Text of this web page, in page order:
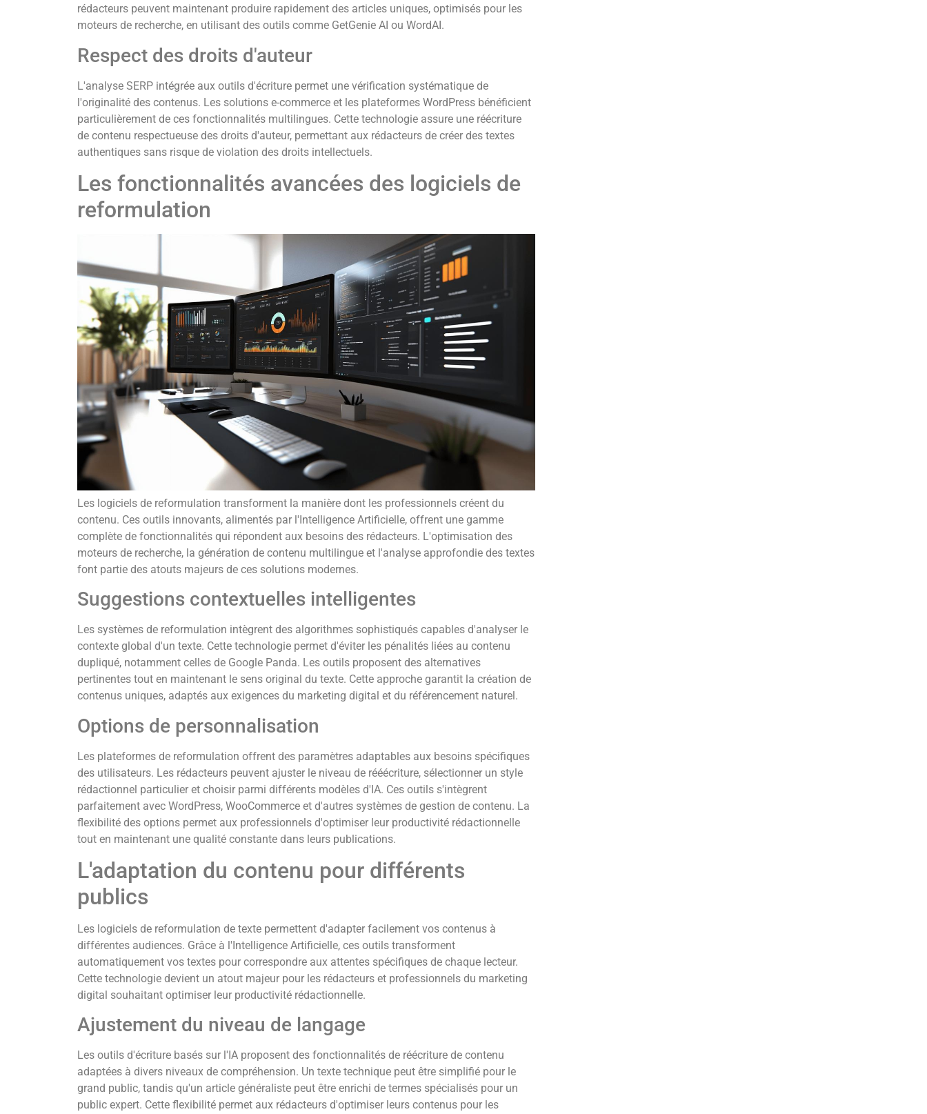
rédacteurs peuvent maintenant produire rapidement des articles uniques, optimisés pour les
moteurs de recherche, en utilisant des outils comme GetGenie AI ou WordAI.
Respect des droits d'auteur
L'analyse SERP intégrée aux outils d'écriture permet une vérification systématique de
l'originalité des contenus. Les solutions e-commerce et les plateformes WordPress bénéficient
particulièrement de ces fonctionnalités multilingues. Cette technologie assure une réécriture
de contenu respectueuse des droits d'auteur, permettant aux rédacteurs de créer des textes
authentiques sans risque de violation des droits intellectuels.
Les fonctionnalités avancées des logiciels de
reformulation
Les logiciels de reformulation transforment la manière dont les professionnels créent du
contenu. Ces outils innovants, alimentés par l'Intelligence Artificielle, offrent une gamme
complète de fonctionnalités qui répondent aux besoins des rédacteurs. L'optimisation des
moteurs de recherche, la génération de contenu multilingue et l'analyse approfondie des textes
font partie des atouts majeurs de ces solutions modernes.
Suggestions contextuelles intelligentes
Les systèmes de reformulation intègrent des algorithmes sophistiqués capables d'analyser le
contexte global d'un texte. Cette technologie permet d'éviter les pénalités liées au contenu
dupliqué, notamment celles de Google Panda. Les outils proposent des alternatives
pertinentes tout en maintenant le sens original du texte. Cette approche garantit la création de
contenus uniques, adaptés aux exigences du marketing digital et du référencement naturel.
Options de personnalisation
Les plateformes de reformulation offrent des paramètres adaptables aux besoins spécifiques
des utilisateurs. Les rédacteurs peuvent ajuster le niveau de rééécriture, sélectionner un style
rédactionnel particulier et choisir parmi différents modèles d'IA. Ces outils s'intègrent
parfaitement avec WordPress, WooCommerce et d'autres systèmes de gestion de contenu. La
flexibilité des options permet aux professionnels d'optimiser leur productivité rédactionnelle
tout en maintenant une qualité constante dans leurs publications.
L'adaptation du contenu pour différents
publics
Les logiciels de reformulation de texte permettent d'adapter facilement vos contenus à
différentes audiences. Grâce à l'Intelligence Artificielle, ces outils transforment
automatiquement vos textes pour correspondre aux attentes spécifiques de chaque lecteur.
Cette technologie devient un atout majeur pour les rédacteurs et professionnels du marketing
digital souhaitant optimiser leur productivité rédactionnelle.
Ajustement du niveau de langage
Les outils d'écriture basés sur l'IA proposent des fonctionnalités de réécriture de contenu
adaptées à divers niveaux de compréhension. Un texte technique peut être simplifié pour le
grand public, tandis qu'un article généraliste peut être enrichi de termes spécialisés pour un
public expert. Cette flexibilité permet aux rédacteurs d'optimiser leurs contenus pour les